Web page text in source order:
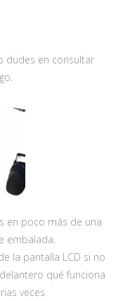
dudes en consultar
en poco más de una
embalada.
la pantalla LCD si no
qué funciona
veces.